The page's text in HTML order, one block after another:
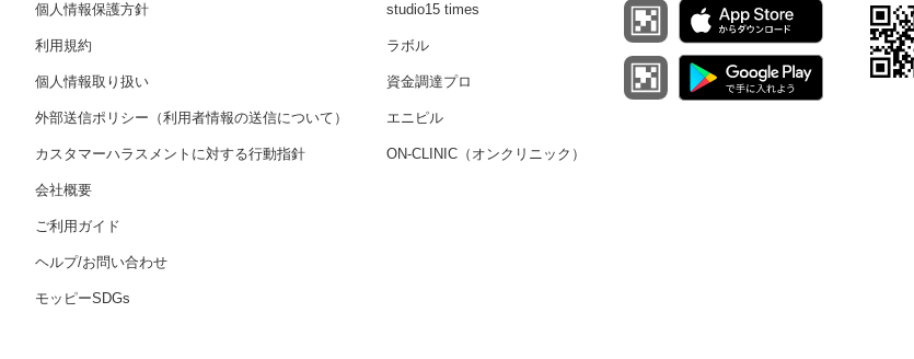
個人情報保護方針
利用規約
個人情報取り扱い
外部送信ポリシー（利用者情報の送信について）
カスタマーハラスメントに対する行動指針
会社概要
ご利用ガイド
ヘルプ/お問い合わせ
モッピーSDGs
studio15 times
ラボル
資金調達プロ
エニピル
ON-CLINIC（オンクリニック）